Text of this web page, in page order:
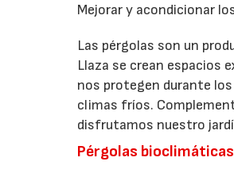
Mejorar y acondicionar
Las pérgolas son un
Llaza se crean espacios
nos protegen durante
climas fríos.
disfrutamos nuestro
Pérgolas bioclimáticas